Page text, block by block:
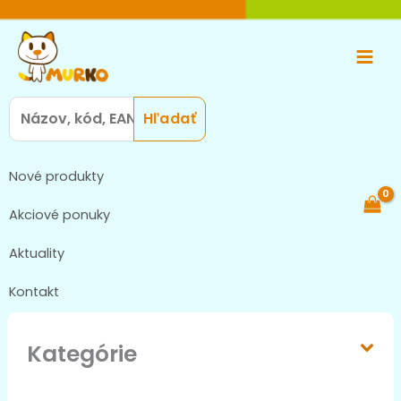
obsah
Main
Search
for:
Nové produkty
Akciové ponuky
Aktuality
Kontakt
Kategórie